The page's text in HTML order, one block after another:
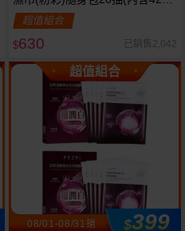
限宅配
超值組合
$630 已銷售2,042
超值組合
08/01-08/31搶 $399